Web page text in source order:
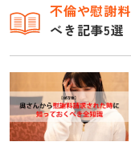
不倫や慰謝料
べき記事5選